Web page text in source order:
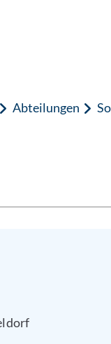
Abteilungen